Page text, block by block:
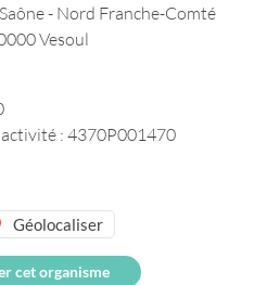
- Nord Franche-Comté
Vesoul
: 4370P001470
Géolocaliser
cet organisme